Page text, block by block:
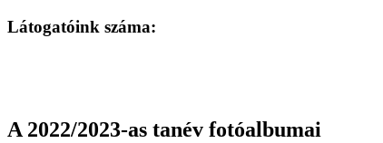
Látogatóink száma:
A 2022/2023-as tanév fotóalbumai